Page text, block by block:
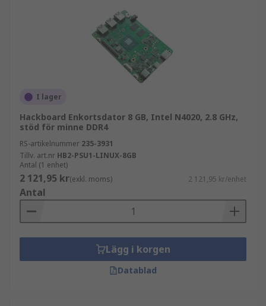
I lager
Hackboard Enkortsdator 8 GB, Intel N4020, 2.8 GHz,
stöd för minne DDR4
RS-artikelnummer 235-3931
Tillv. art.nr HB2-PSU1-LINUX-8GB
Antal (1 enhet)
2 121,95 kr(exkl. moms) 2 121,95 kr/enhet
Antal
Lägg i korgen
Datablad